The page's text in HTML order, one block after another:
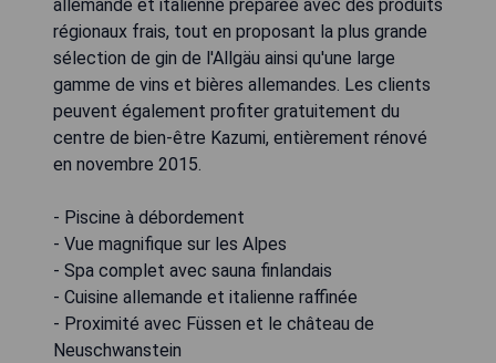
allemande et italienne préparée avec des produits
régionaux frais, tout en proposant la plus grande
sélection de gin de l'Allgäu ainsi qu'une large
gamme de vins et bières allemandes. Les clients
peuvent également profiter gratuitement du
centre de bien-être Kazumi, entièrement rénové
en novembre 2015.
- Piscine à débordement
- Vue magnifique sur les Alpes
- Spa complet avec sauna finlandais
- Cuisine allemande et italienne raffinée
- Proximité avec Füssen et le château de
Neuschwanstein